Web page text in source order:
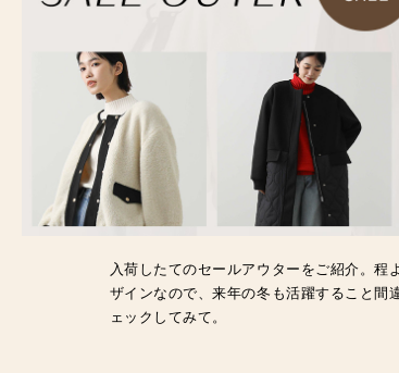
入荷したてのセールアウターをご紹介。程
ザインなので、来年の冬も活躍すること間
ェックしてみて。